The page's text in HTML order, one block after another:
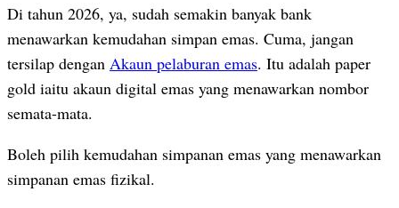
Di tahun 2026, ya, sudah semakin banyak bank
menawarkan kemudahan simpan emas. Cuma, jangan
tersilap dengan Akaun pelaburan emas. Itu adalah paper
gold iaitu akaun digital emas yang menawarkan nombor
semata-mata.
Boleh pilih kemudahan simpanan emas yang menawarkan
simpanan emas fizikal.